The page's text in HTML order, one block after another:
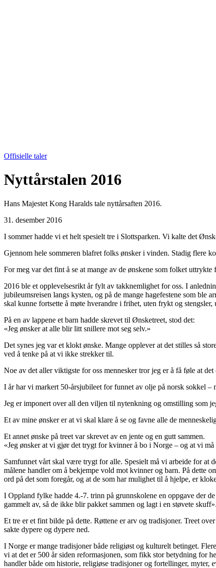
Offisielle taler
Nyttårstalen 2016
Hans Majestet Kong Haralds tale nyttårsaften 2016.
31. desember 2016
I sommer hadde vi et helt spesielt tre i Slottsparken. Vi kalte det
Gjennom hele sommeren blafret folks ønsker i vinden. Stadig flere
For meg var det fint å se at mange av de ønskene som folket
2016 ble et opplevelsesrikt år fylt av takknemlighet for oss. I
jubileumsreisen langs kysten, og på de mange hagefestene som ble
skal kunne fortsette å møte hverandre i frihet, uten frykt og
På en av lappene et barn hadde skrevet til Ønsketreet, stod det:
«Jeg ønsker at alle blir litt snillere mot seg selv.»
Det synes jeg var et klokt ønske. Mange opplever at det stilles så
ved å tenke på at vi ikke strekker til.
Noe av det aller viktigste for oss mennesker tror jeg er å få føle at
I år har vi markert 50-årsjubileet for funnet av olje på norsk sokkel
Jeg er imponert over all den viljen til nytenkning og omstilling som
Et av mine ønsker er at vi skal klare å se og favne alle de
Et annet ønske på treet var skrevet av en jente og en gutt sammen.
«Jeg ønsker at vi gjør det trygt for kvinner å bo i Norge – og at vi
Samfunnet vårt skal være trygt for alle. Spesielt må vi arbeide for at
målene handler om å bekjempe vold mot kvinner og barn. På dette
ord på det som foregår, og at de som har mulighet til å hjelpe, er
I Oppland fylke hadde 4.-7. trinn på grunnskolene en oppgave der
gammelt av, så de ikke blir pakket sammen og lagt i en støvete skuff».
Et tre er et fint bilde på dette. Røttene er arv og tradisjoner. Treet
sakte dypere og dypere ned.
I Norge er mange tradisjoner både religiøst og kulturelt betinget.
vi at det er 500 år siden reformasjonen, som fikk stor betydning for
handler både om historie, religiøse tradisjoner og fortellinger, myter,